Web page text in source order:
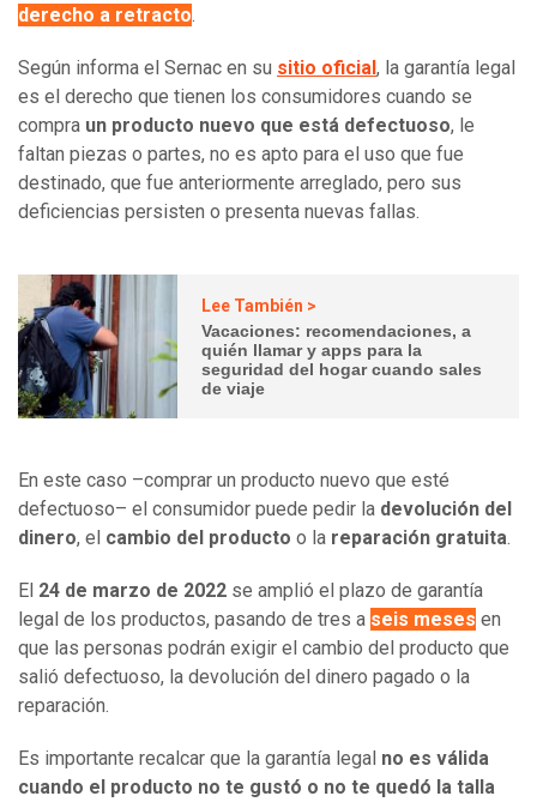
derecho a retracto.
Según informa el Sernac en su sitio oficial , la garantía legal
es el derecho que tienen los consumidores cuando se
compra un producto nuevo que está defectuoso, le
faltan piezas o partes, no es apto para el uso que fue
destinado, que fue anteriormente arreglado, pero sus
deficiencias persisten o presenta nuevas fallas.
Lee También >
Vacaciones: recomendaciones, a
quién llamar y apps para la
seguridad del hogar cuando sales
de viaje
En este caso –comprar un producto nuevo que esté
defectuoso– el consumidor puede pedir la devolución del
dinero, el cambio del producto o la reparación gratuita.
El 24 de marzo de 2022 se amplió el plazo de garantía
legal de los productos, pasando de tres a seis meses en
que las personas podrán exigir el cambio del producto que
salió defectuoso, la devolución del dinero pagado o la
reparación.
Es importante recalcar que la garantía legal no es válida
cuando el producto no te gustó o no te quedó la talla